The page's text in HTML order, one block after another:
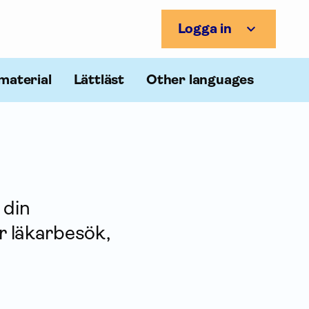
Logga in
Lättläst Other languages
läkarbesök,